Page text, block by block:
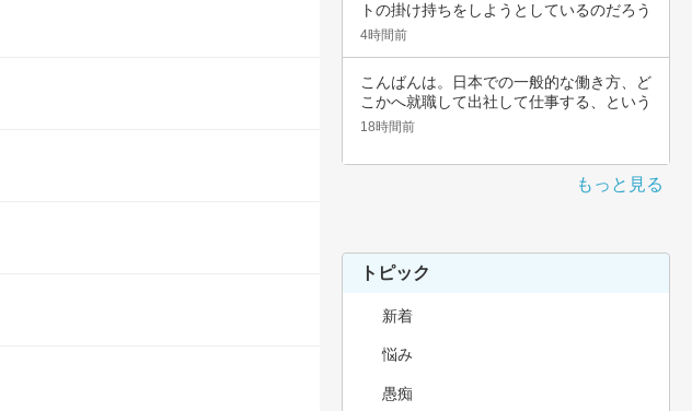
トの掛け持ちをしようとしているのだろう
と思いま…
4時間前
こんばんは。日本での一般的な働き方、ど
こかへ就職して出社して仕事する、という
職種では…
18時間前
もっと見る
トピック
新着
悩み
愚痴